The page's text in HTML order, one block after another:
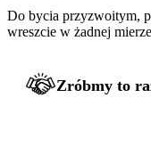
Do bycia przyzwoitym,
wreszcie w żadnej
Zróbmy to